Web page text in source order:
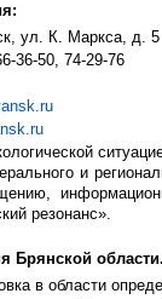
ул. К. Маркса, д. 5
36-50, 74-29-76
и
резонанс».
Брянской области.
в области